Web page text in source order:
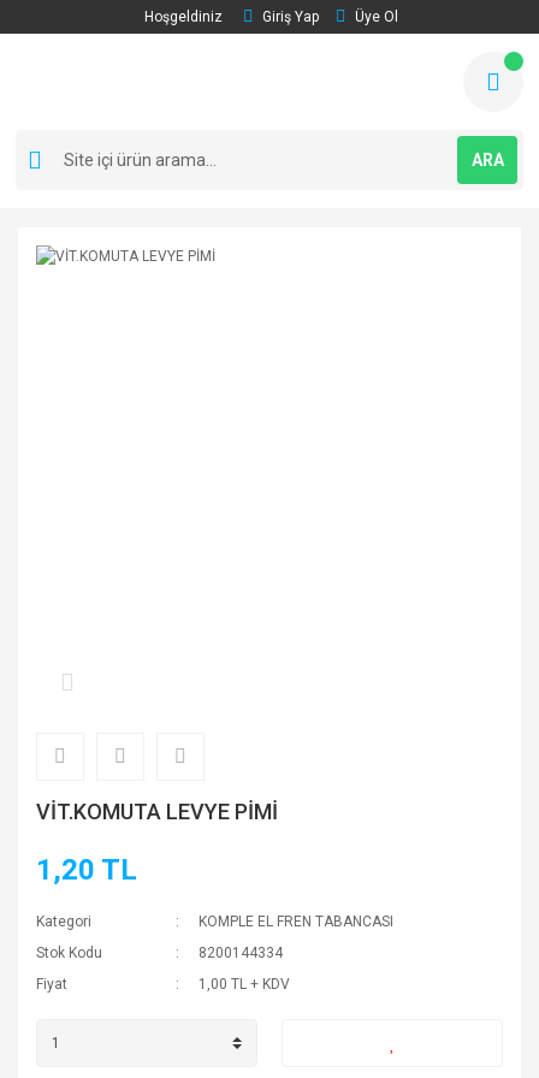
Hoşgeldiniz Giriş Yap Üye Ol
ARA
VİT.KOMUTA LEVYE PİMİ
1,20 TL
Kategori
KOMPLE EL FREN TABANCASI
Stok Kodu
8200144334
Fiyat
1,00 TL + KDV